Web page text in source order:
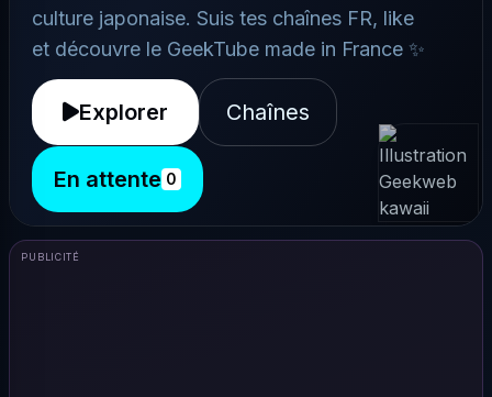
culture japonaise. Suis tes chaînes FR, like
et découvre le GeekTube made in France ✨
Explorer Chaînes
En attente 0
PUBLICITÉ